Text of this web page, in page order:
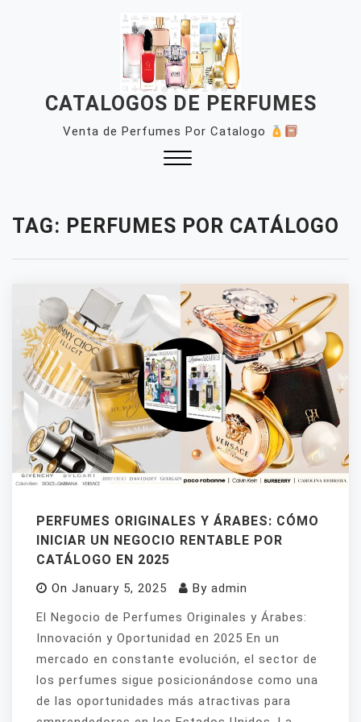
CATALOGOS DE PERFUMES
Venta de Perfumes Por Catalogo
TAG: PERFUMES POR CATÁLOGO
PERFUMES ORIGINALES Y ÁRABES: CÓMO
INICIAR UN NEGOCIO RENTABLE POR
CATÁLOGO EN 2025
On January 5, 2025 By admin
El Negocio de Perfumes Originales y Árabes:
Innovación y Oportunidad en 2025 En un
mercado en constante evolución, el sector de
los perfumes sigue posicionándose como una
de las oportunidades más atractivas para